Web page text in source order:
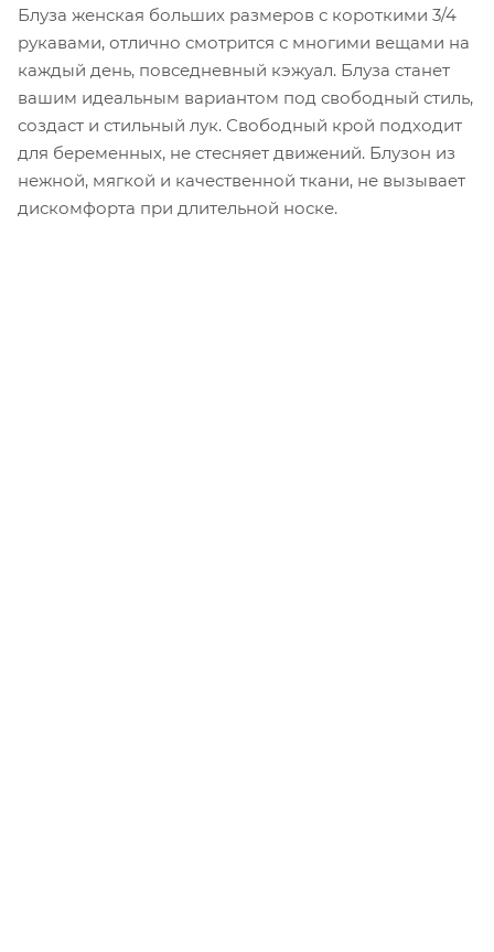
Блуза женская больших размеров с короткими 3/4
рукавами, отлично смотрится с многими вещами на
каждый день, повседневный кэжуал. Блуза станет
вашим идеальным вариантом под свободный стиль,
создаст и стильный лук. Свободный крой подходит
для беременных, не стесняет движений. Блузон из
нежной, мягкой и качественной ткани, не вызывает
дискомфорта при длительной носке.